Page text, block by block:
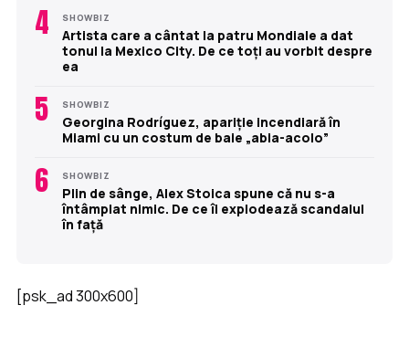
4 SHOWBIZ
Artista care a cântat la patru Mondiale a dat
tonul la Mexico City. De ce toți au vorbit despre
ea
5 SHOWBIZ
Georgina Rodríguez, apariție incendiară în
Miami cu un costum de baie „abia-acolo”
6 SHOWBIZ
Plin de sânge, Alex Stoica spune că nu s-a
întâmplat nimic. De ce îi explodează scandalul
în față
[psk_ad 300x600]